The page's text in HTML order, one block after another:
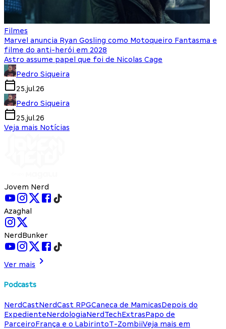
Filmes
Marvel anuncia Ryan Gosling como Motoqueiro Fantasma e
filme do anti-herói em 2028
Astro assume papel que foi de Nicolas Cage
Pedro Siqueira
25.jul.26
Pedro Siqueira
25.jul.26
Veja mais Notícias
Jovem Nerd
Azaghal
NerdBunker
Ver mais
Podcasts
NerdCastNerdCast RPGCaneca de MamicasDepois do
ExpedienteNerdologiaNerdTechExtrasPapo de
ParceiroFrança e o LabirintoT-ZombiiVeja mais em